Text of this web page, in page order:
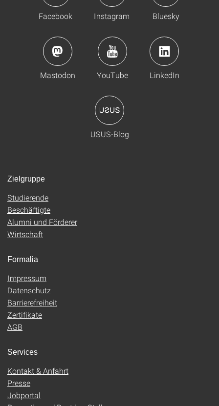
Facebook Instagram Bluesky
Mastodon YouTube LinkedIn
USUS-Blog
Zielgruppe
Studierende
Beschäftigte
Alumni und Förderer
Wirtschaft
Formalia
Impressum
Datenschutz
Barrierefreiheit
Zertifikate
AGB
Services
Kontakt & Anfahrt
Presse
Jobportal